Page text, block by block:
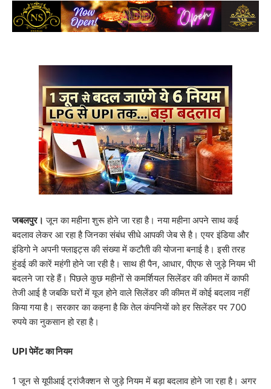
जबलपुर। जून का महीना शुरू होने जा रहा है। नया महीना अपने साथ कई
बदलाव लेकर आ रहा है जिनका संबंध सीधे आपकी जेब से है। एयर इंडिया और
इंडिगो ने अपनी फ्लाइट्स की संख्या में कटौती की योजना बनाई है। इसी तरह
हुंडई की कारें महंगी होने जा रही है। साथ ही पैन, आधार, पीएफ से जुड़े नियम भी
बदलने जा रहे हैं। पिछले कुछ महीनों से कमर्शियल सिलेंडर की कीमत में काफी
तेजी आई है जबकि घरों में यूज होने वाले सिलेंडर की कीमत में कोई बदलाव नहीं
किया गया है। सरकार का कहना है कि तेल कंपनियों को हर सिलेंडर पर 700
रुपये का नुकसान हो रहा है।
UPI पेमेंट का नियम
1 जून से यूपीआई ट्रांजैक्शन से जुड़े नियम में बड़ा बदलाव होने जा रहा है। अगर